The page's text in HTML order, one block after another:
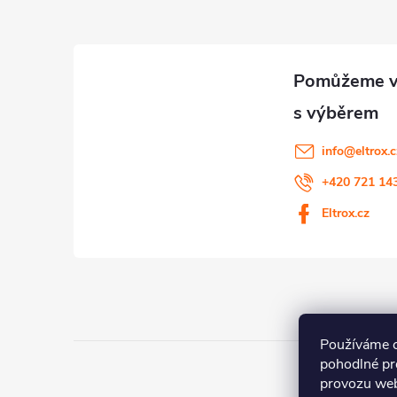
Používáme
pohodlné
provozu
info@
+420 721
Eltrox.cz